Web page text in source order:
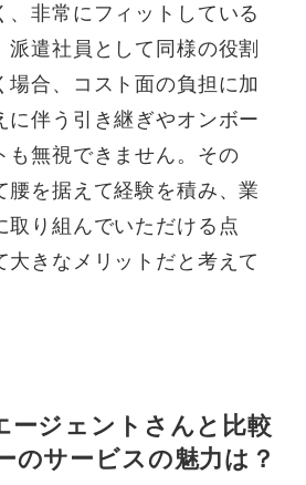
、非常にフィットしている
派遣社員として同様の役割
場合、コスト面の負担に加
に伴う引き継ぎやオンボー
も無視できません。その
腰を据えて経験を積み、業
取り組んでいただける点
大きなメリットだと考えて
ジェントさんと比較
のサービスの魅力は？